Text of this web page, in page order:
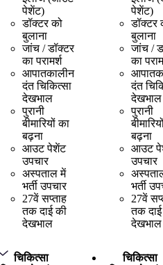
पेशेंट)
डॉक्टर को
बुलाना
जांच / डॉक्टर
का परामर्श
आपातकालीन
दंत चिकित्सा
देखभाल
पुरानी
बीमारियों का
बढ़ना
आउट पेशेंट
उपचार
अस्पताल में
भर्ती उपचार
27वें सप्ताह
तक दाई की
देखभाल
चिकित्सा
पेशेंट)
डॉक्टर
बुलाना
जांच /
का
दंत
देखभाल
पुरानी
बढ़ना
आउट
उपचार
भर्ती
27वें
तक
देखभाल
चिकित्सा